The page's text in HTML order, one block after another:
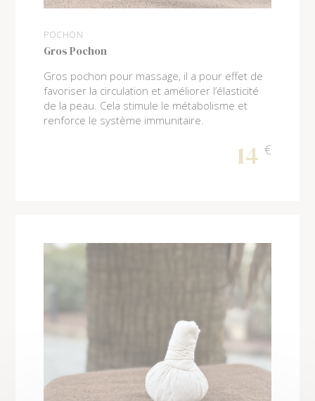
POCHON
Gros Pochon
Gros pochon pour massage, il a pour effet de
favoriser la circulation et améliorer l’élasticité
de la peau. Cela stimule le métabolisme et
renforce le système immunitaire.
14 €